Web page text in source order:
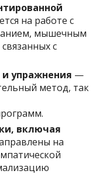
на работе с
мышечным
с
упражнения —
метод, так
включая
на